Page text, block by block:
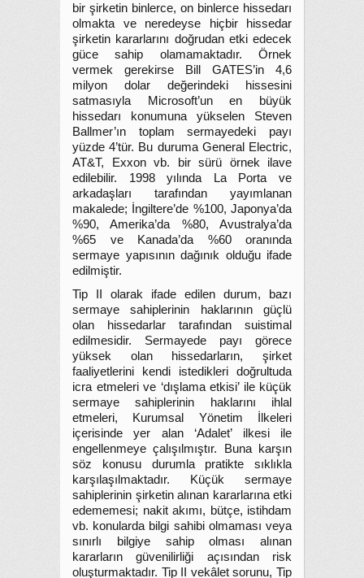
bir şirketin binlerce, on binlerce hissedarı
olmakta ve neredeyse hiçbir hissedar
şirketin kararlarını doğrudan etki edecek
güce sahip olamamaktadır. Örnek
vermek gerekirse Bill GATES’in 4,6
milyon dolar değerindeki hissesini
satmasıyla Microsoft’un en büyük
hissedarı konumuna yükselen Steven
Ballmer’ın toplam sermayedeki payı
yüzde 4’tür. Bu duruma General Electric,
AT&T, Exxon vb. bir sürü örnek ilave
edilebilir. 1998 yılında La Porta ve
arkadaşları tarafından yayımlanan
makalede; İngiltere’de %100, Japonya’da
%90, Amerika’da %80, Avustralya’da
%65 ve Kanada’da %60 oranında
sermaye yapısının dağınık olduğu ifade
edilmiştir.
Tip II olarak ifade edilen durum, bazı
sermaye sahiplerinin haklarının güçlü
olan hissedarlar tarafından suistimal
edilmesidir. Sermayede payı görece
yüksek olan hissedarların, şirket
faaliyetlerini kendi istedikleri doğrultuda
icra etmeleri ve ‘dışlama etkisi’ ile küçük
sermaye sahiplerinin haklarını ihlal
etmeleri, Kurumsal Yönetim İlkeleri
içerisinde yer alan ‘Adalet’ ilkesi ile
engellenmeye çalışılmıştır. Buna karşın
söz konusu durumla pratikte sıklıkla
karşılaşılmaktadır. Küçük sermaye
sahiplerinin şirketin alınan kararlarına etki
edememesi; nakit akımı, bütçe, istihdam
vb. konularda bilgi sahibi olmaması veya
sınırlı bilgiye sahip olması alınan
kararların güvenilirliği açısından risk
oluşturmaktadır. Tip II vekâlet sorunu, Tip